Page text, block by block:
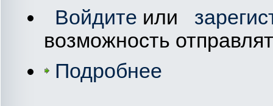
Войдите или
возможность
Подробнее